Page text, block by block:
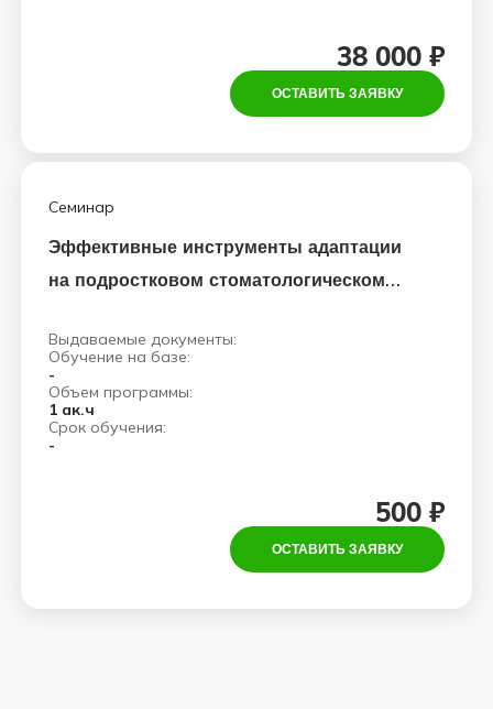
38 000 ₽
ОСТАВИТЬ ЗАЯВКУ
Семинар
Эффективные инструменты адаптации
на подростковом стоматологическом
Выдаваемые документы:
Обучение на базе:
-
Объем программы:
1 ак.ч
Срок обучения:
-
500 ₽
ОСТАВИТЬ ЗАЯВКУ